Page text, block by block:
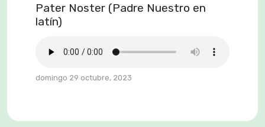
Pater Noster (Padre Nuestro en
latín)
domingo 29 octubre, 2023